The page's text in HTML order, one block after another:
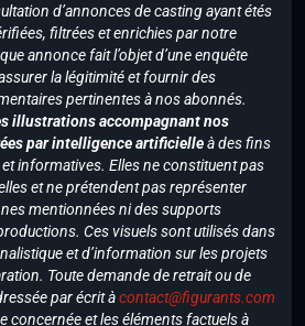
d’annonces de casting ayant étés
filtrées et enrichies par notre
annonce fait l’objet d’une enquête
la légitimité et fournir des
pertinentes à nos abonnés.
illustrations accompagnant nos
par intelligence artificielleà des fins
informatives. Elles ne constituent pas
et ne prétendent pas représenter
mentionnées ni des supports
Ces visuels sont utilisés dans
et d’information sur les projets
Toute demande de retrait ou de
par écrit àcontact@figurants.com
concernée et les éléments factuels à